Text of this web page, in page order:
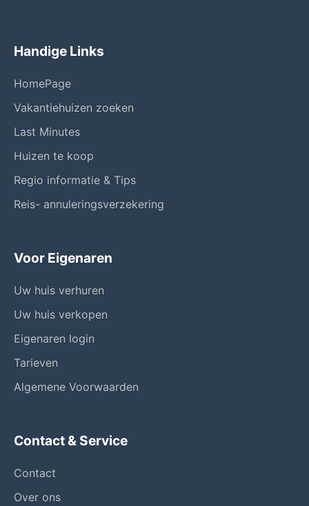
Handige Links
HomePage
Vakantiehuizen zoeken
Last Minutes
Huizen te koop
Regio informatie & Tips
Reis- annuleringsverzekering
Voor Eigenaren
Uw huis verhuren
Uw huis verkopen
Eigenaren login
Tarieven
Algemene Voorwaarden
Contact & Service
Contact
Over ons